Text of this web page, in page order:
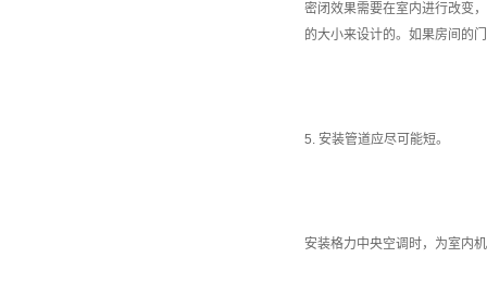
密闭效果需要在室内进行改变
的大小来设计的。如果房间的
5. 安装管道应尽可能短。
安装格力中央空调时，为室内